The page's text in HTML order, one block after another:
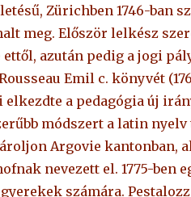
Zürichben 1746-ban
meg. Először lelkész
azután pedig a jogi
Emil c. könyvét
elkezdte a pedagógia új
módszert a latin
Argovie kantonban,
nevezett el. 1775-
számára.